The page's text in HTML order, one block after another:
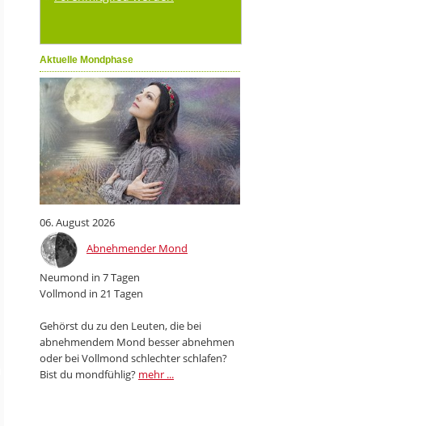
Aktuelle Mondphase
06. August 2026
Abnehmender Mond
Neumond in 7 Tagen
Vollmond in 21 Tagen
Gehörst du zu den Leuten, die bei
abnehmendem Mond besser abnehmen
oder bei Vollmond schlechter schlafen?
Bist du mondfühlig? mehr ...